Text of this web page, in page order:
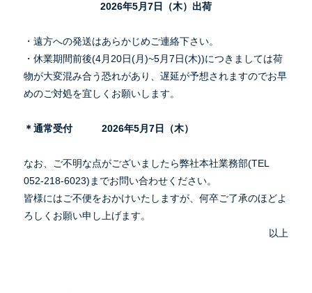
2026年5月7日（木）出荷
・遠方への発送はあらかじめご連絡下さい。
・休業期間前後(4月20日(月)~5月7日(木))につきましては荷
物が大変混み合う恐れがあり、遅延が予想されますのでお早
めのご対処を宜しくお願いします。
＊通常受付 2026年5月7日（木）
なお、ご不明な点がございましたら弊社本社業務部(TEL
052-218-6023)までお問い合わせください。
皆様にはご不便をおかけいたしますが、何卒ご了承のほどよ
ろしくお願い申し上げます。
以上